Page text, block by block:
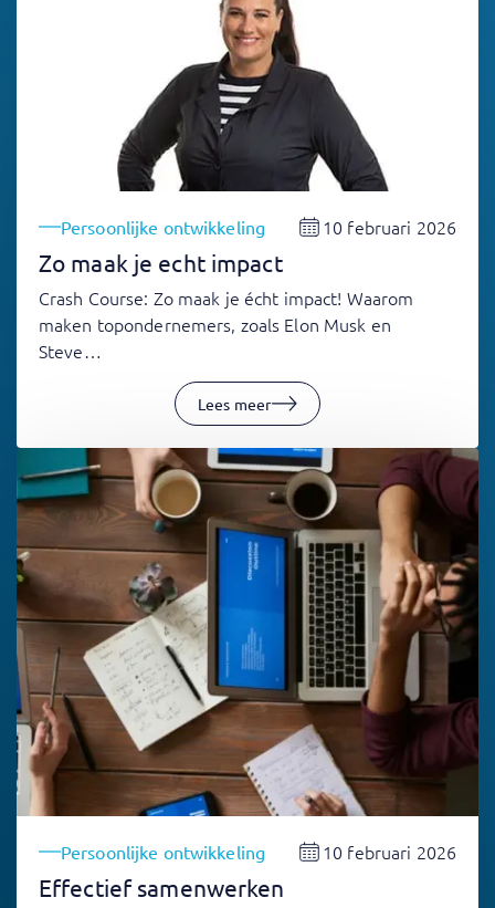
Persoonlijke ontwikkeling 10 februari 2026
Zo maak je echt impact
Crash Course: Zo maak je écht impact! Waarom
maken topondernemers, zoals Elon Musk en
Steve…
Lees meer
Persoonlijke ontwikkeling 10 februari 2026
Effectief samenwerken